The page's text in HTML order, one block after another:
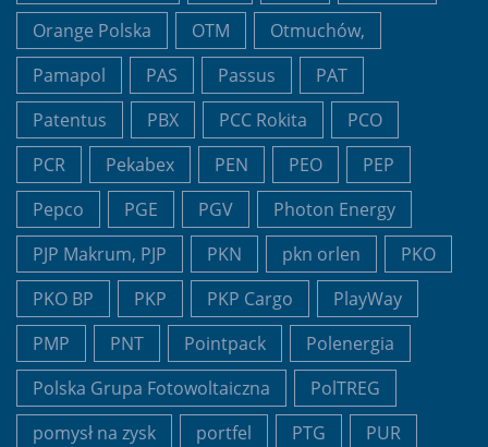
Orange Polska
OTM
Otmuchów,
Pamapol
PAS Passus
PAT
Patentus
PBX PCC Rokita
PCO
PCR
Pekabex PEN PEO
PEP
Pepco
PGE PGV
Photon Energy
PJP Makrum, PJP
PKN pkn orlen
PKO
PKO BP
PKP PKP Cargo
PlayWay
PMP
PNT Pointpack
Polenergia
Polska Grupa Fotowoltaiczna
PolTREG
pomysł na zysk
portfel PTG
PUR